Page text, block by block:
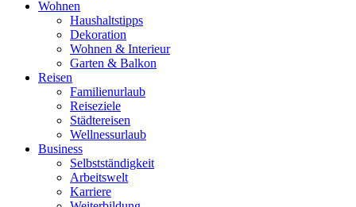
Wohnen
Haushaltstipps
Dekoration
Wohnen & Interieur
Garten & Balkon
Reisen
Familienurlaub
Reiseziele
Städtereisen
Wellnessurlaub
Business
Selbstständigkeit
Arbeitswelt
Karriere